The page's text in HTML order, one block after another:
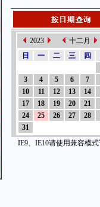
2023
十二月
日
一 二 三 四
3
4 5 6 7
10
11 12 13 14
17
18 19 20 21
24
25 26 27 28
31
IE9、IE10请使用兼容模